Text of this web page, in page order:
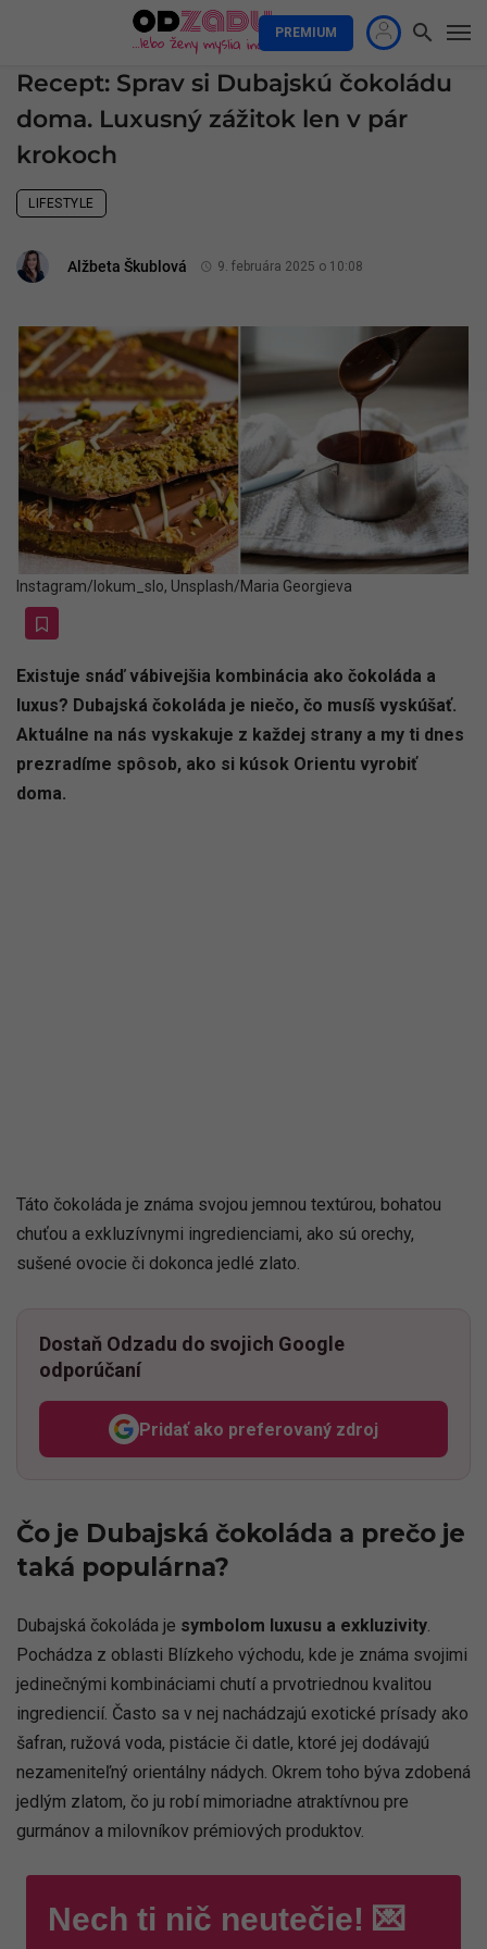
PREMIUM
Recept: Sprav si Dubajskú čokoládu
doma. Luxusný zážitok len v pár
krokoch
LIFESTYLE
Alžbeta Škublová 9. februára 2025 o 10:08
Instagram/lokum_slo, Unsplash/Maria Georgieva
Existuje snáď vábivejšia kombinácia ako čokoláda a
luxus? Dubajská čokoláda je niečo, čo musíš vyskúšať.
Aktuálne na nás vyskakuje z každej strany a my ti dnes
prezradíme spôsob, ako si kúsok Orientu vyrobiť
doma.
Táto čokoláda je známa svojou jemnou textúrou, bohatou
chuťou a exkluzívnymi ingredienciami, ako sú orechy,
sušené ovocie či dokonca jedlé zlato.
Dostaň Odzadu do svojich Google
odporúčaní
Pridať ako preferovaný zdroj
Odzadu, odkaz sa otvorí v
Čo je Dubajská čokoláda a prečo je
taká populárna?
Dubajská čokoláda je symbolom luxusu a exkluzivity.
Pochádza z oblasti Blízkeho východu, kde je známa svojimi
jedinečnými kombináciami chutí a prvotriednou kvalitou
ingrediencií. Často sa v nej nachádzajú exotické prísady ako
šafran, ružová voda, pistácie či datle, ktoré jej dodávajú
nezameniteľný orientálny nádych. Okrem toho býva zdobená
jedlým zlatom, čo ju robí mimoriadne atraktívnou pre
gurmánov a milovníkov prémiových produktov.
Nech ti nič neutečie! 💌